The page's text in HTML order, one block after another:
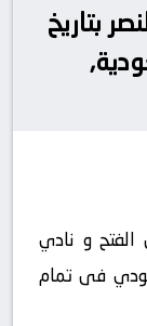
بتاريخ
من نادى الفتح و نادي
فى تمام